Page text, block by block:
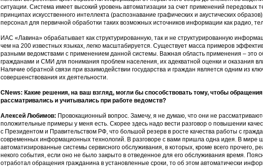
ситуации. Система имеет высокий уровень автоматизации за счет применений передовых
принципах искусственного интеллекта (распознавание графических и акустических
персонал для первичной обработки таких возможных источников информации как радио,
ИАС «Лавина» обрабатывает как структурированную, так и не структурированную
чем на 200 известных языках, легко масштабируется. Существует масса примеров
разными ведомствами с применением данной системы. Важная область применения – это
гражданами и СМИ для понимания проблем населения, их адекватной оценки и оказания
Наличие обратной связи при взаимодействии государства и граждан является одним из
совершенствования их деятельности.
CNews: Какие решения, на ваш взгляд, могли бы способствовать тому, чтобы
рассматривались и учитывались при работе ведомств?
Алексей Любимов: Провокационный вопрос. Замечу, я не думаю, что они не
положительные примеры у меня есть. Скорее здесь надо вести разговор о повышении
с Президентом и Правительством РФ, что большой резерв в росте качества работы с
современных информационных технологий. В разговоре с вами пришла одна идея. В мире
автоматизированные системы сервисного обслуживания, в которых, кроме всего прочего,
некого события, если оно не было закрыто в отведенное для его обслуживания время.
отработал обращения гражданина в установленные сроки, то об этом автоматически